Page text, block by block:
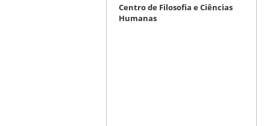
Centro de Filosofia e Ciências
Humanas